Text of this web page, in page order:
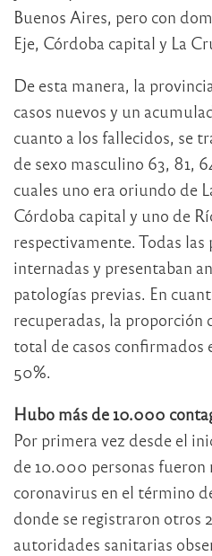
Buenos Aires, pero con
Eje, Córdoba capital y La
De esta manera, la
casos nuevos y un
cuanto a los fallecidos, se
de sexo masculino 63, 81,
cuales uno era oriundo de
Córdoba capital y uno de
respectivamente. Todas las
internadas y presentaban
patologías previas. En
recuperadas, la proporción
total de casos confirmados
50%.
Hubo más de 10.000
Por primera vez desde el
de 10.000 personas fueron
coronavirus en el término
donde se registraron otros
autoridades sanitarias